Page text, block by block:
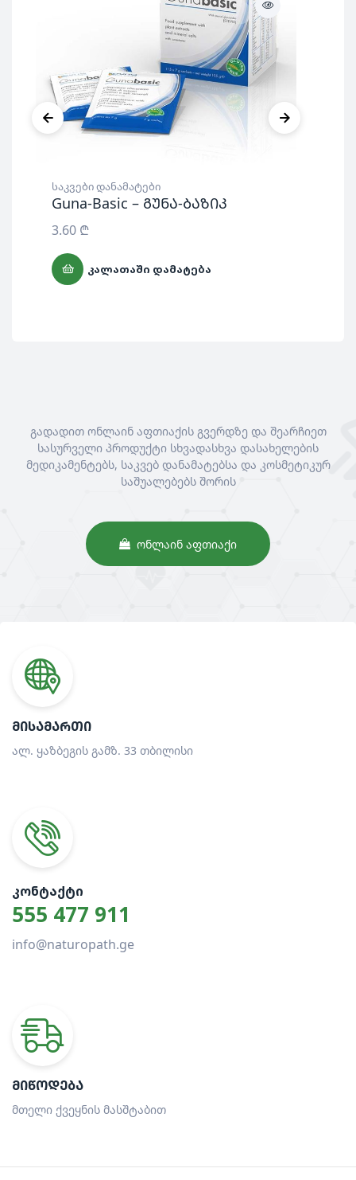
საკვები დანამატები
Guna-Basic – გუნა-ბაზიკ
3.60 ₾
ᲙᲐᲚᲐᲗᲐᲨᲘ ᲓᲐᲛᲐᲢᲔᲑᲐ
გადადით ონლაინ აფთიაქის გვერდზე და შეარჩიეთ
სასურველი პროდუქტი სხვადასხვა დასახელების
მედიკამენტებს, საკვებ დანამატებსა და კოსმეტიკურ
საშუალებებს შორის
ᲝᲜᲚᲐᲘᲜ ᲐᲤᲗᲘᲐᲥᲘ
ᲛᲘᲡᲐᲛᲐᲠᲗᲘ
ალ. ყაზბეგის გამზ. 33 თბილისი
ᲙᲝᲜᲢᲐᲥᲢᲘ
555 477 911
info@naturopath.ge
ᲛᲘᲬᲝᲓᲔᲑᲐ
მთელი ქვეყნის მასშტაბით